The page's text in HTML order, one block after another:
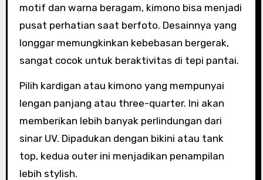
motif dan warna beragam, kimono bisa menjadi
pusat perhatian saat berfoto. Desainnya yang
longgar memungkinkan kebebasan bergerak,
sangat cocok untuk beraktivitas di tepi pantai.
Pilih kardigan atau kimono yang mempunyai
lengan panjang atau three-quarter. Ini akan
memberikan lebih banyak perlindungan dari
sinar UV. Dipadukan dengan bikini atau tank
top, kedua outer ini menjadikan penampilan
lebih stylish.